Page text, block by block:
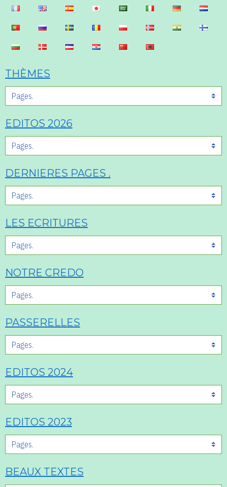
THÈMES
EDITOS 2026
DERNIERES PAGES .
LES ECRITURES
NOTRE CREDO
PASSERELLES
EDITOS 2024
EDITOS 2023
BEAUX TEXTES